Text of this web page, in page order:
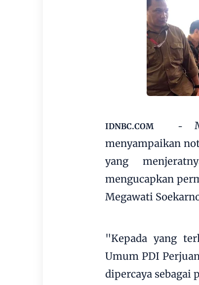
IDNBC.COM -
menyampaikan
yang
mengucapkan
Megawati
"Kepada yang
Umum PDI
dipercaya sebagai